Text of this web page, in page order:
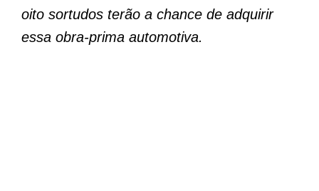
oito sortudos terão a chance de adquirir
essa obra-prima automotiva.